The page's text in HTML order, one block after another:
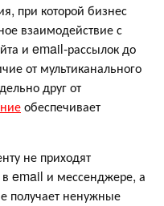
при которой бизнес
взаимодействие с
и email-рассылок до
от мультиканального
друг от
обеспечивает
не приходят
email и мессенджере, а
получает ненужные